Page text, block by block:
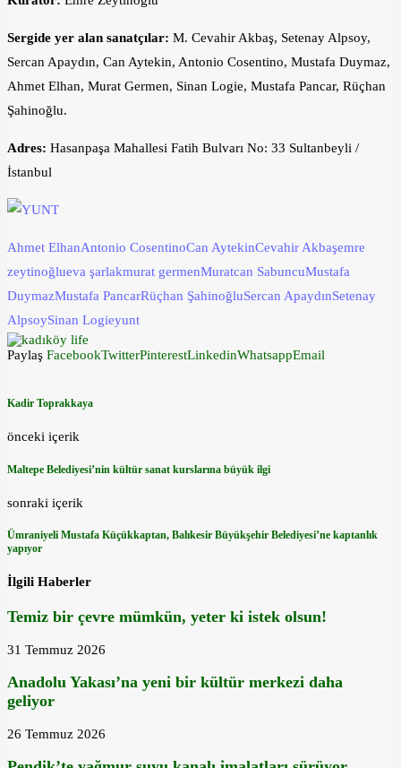
Sergide yer alan sanatçılar: M. Cevahir Akbaş, Setenay Alpsoy,
Sercan Apaydın, Can Aytekin, Antonio Cosentino, Mustafa Duymaz,
Ahmet Elhan, Murat Germen, Sinan Logie, Mustafa Pancar, Rüçhan
Şahinoğlu.
Adres: Hasanpaşa Mahallesi Fatih Bulvarı No: 33 Sultanbeyli /
İstanbul
Ahmet ElhanAntonio CosentinoCan AytekinCevahir Akbaşemre
zeytinoğlueva şarlakmurat germenMuratcan SabuncuMustafa
DuymazMustafa PancarRüçhan ŞahinoğluSercan ApaydınSetenay
AlpsoySinan Logieyunt
Paylaş FacebookTwitterPinterestLinkedinWhatsappEmail
Kadir Toprakkaya
önceki içerik
Maltepe Belediyesi’nin kültür sanat kurslarına büyük ilgi
sonraki içerik
Ümraniyeli Mustafa Küçükkaptan, Balıkesir Büyükşehir Belediyesi’ne kaptanlık
yapıyor
İlgili Haberler
Temiz bir çevre mümkün, yeter ki istek olsun!
31 Temmuz 2026
Anadolu Yakası’na yeni bir kültür merkezi daha
geliyor
26 Temmuz 2026